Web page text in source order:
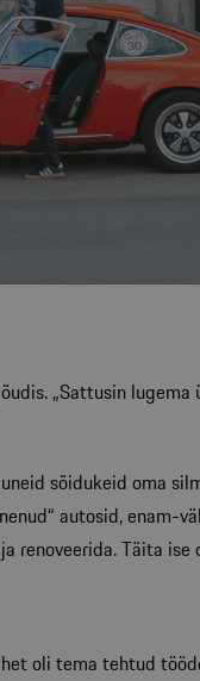
„Sattusin
sõidukeid oma
autosid, enam-
Täita ise
oli tema tehtud